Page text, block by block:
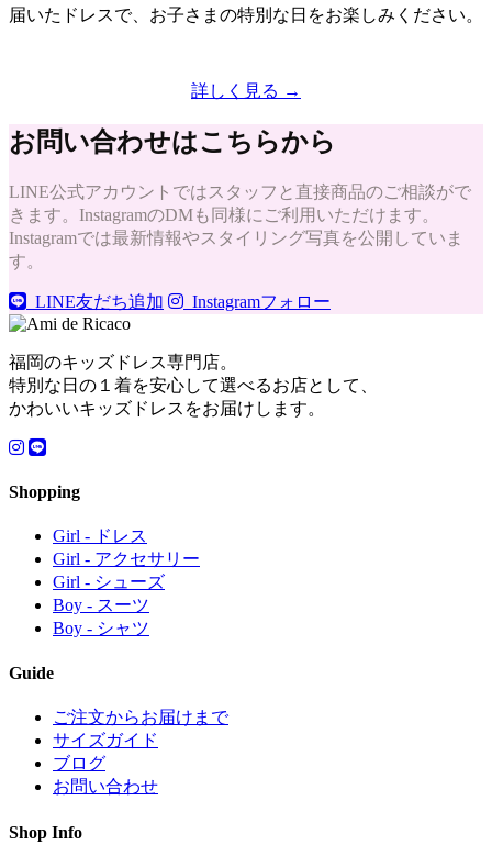
届いたドレスで、お子さまの特別な日をお楽しみください。
詳しく見る →
お問い合わせはこちらから
LINE公式アカウントではスタッフと直接商品のご相談がで
きます。InstagramのDMも同様にご利用いただけます。
Instagramでは最新情報やスタイリング写真を公開していま
す。
LINE友だち追加 Instagramフォロー
福岡のキッズドレス専門店。
特別な日の１着を安心して選べるお店として、
かわいいキッズドレスをお届けします。
Shopping
Girl - ドレス
Girl - アクセサリー
Girl - シューズ
Boy - スーツ
Boy - シャツ
Guide
ご注文からお届けまで
サイズガイド
ブログ
お問い合わせ
Shop Info